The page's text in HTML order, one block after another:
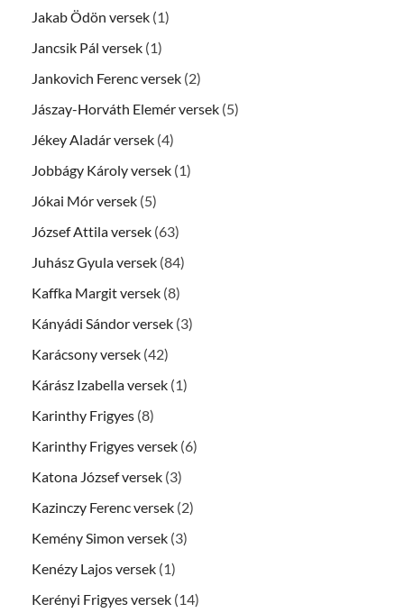
Jakab Ödön versek (1)
Jancsik Pál versek (1)
Jankovich Ferenc versek (2)
Jászay-Horváth Elemér versek (5)
Jékey Aladár versek (4)
Jobbágy Károly versek (1)
Jókai Mór versek (5)
József Attila versek (63)
Juhász Gyula versek (84)
Kaffka Margit versek (8)
Kányádi Sándor versek (3)
Karácsony versek (42)
Kárász Izabella versek (1)
Karinthy Frigyes (8)
Karinthy Frigyes versek (6)
Katona József versek (3)
Kazinczy Ferenc versek (2)
Kemény Simon versek (3)
Kenézy Lajos versek (1)
Kerényi Frigyes versek (14)